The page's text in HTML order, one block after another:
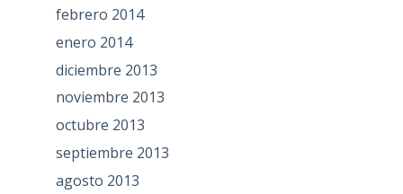
febrero 2014
enero 2014
diciembre 2013
noviembre 2013
octubre 2013
septiembre 2013
agosto 2013